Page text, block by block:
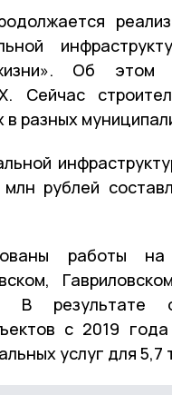
Об этом
Сейчас
разных
рублей
работы на
В результате
с 2019
услуг для 5,7